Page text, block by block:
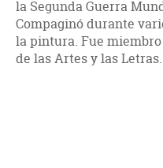
la Segunda Guerra
Compaginó durante
la pintura. Fue
de las Artes y las Letras.